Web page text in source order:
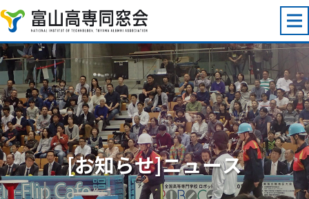
コンテンツへスキップ
[お知らせ]ニュース